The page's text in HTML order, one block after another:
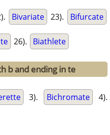
Bivariate 23). Bifurcate
26). Biathlete
b and ending in te
3). Bichromate 4).